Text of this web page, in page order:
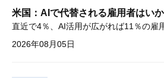
米国：AIで代替される雇用者はい
2026年08月05日